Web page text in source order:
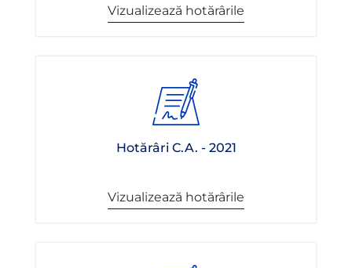
Vizualizează hotărârile
Hotărâri C.A. - 2021
Vizualizează hotărârile